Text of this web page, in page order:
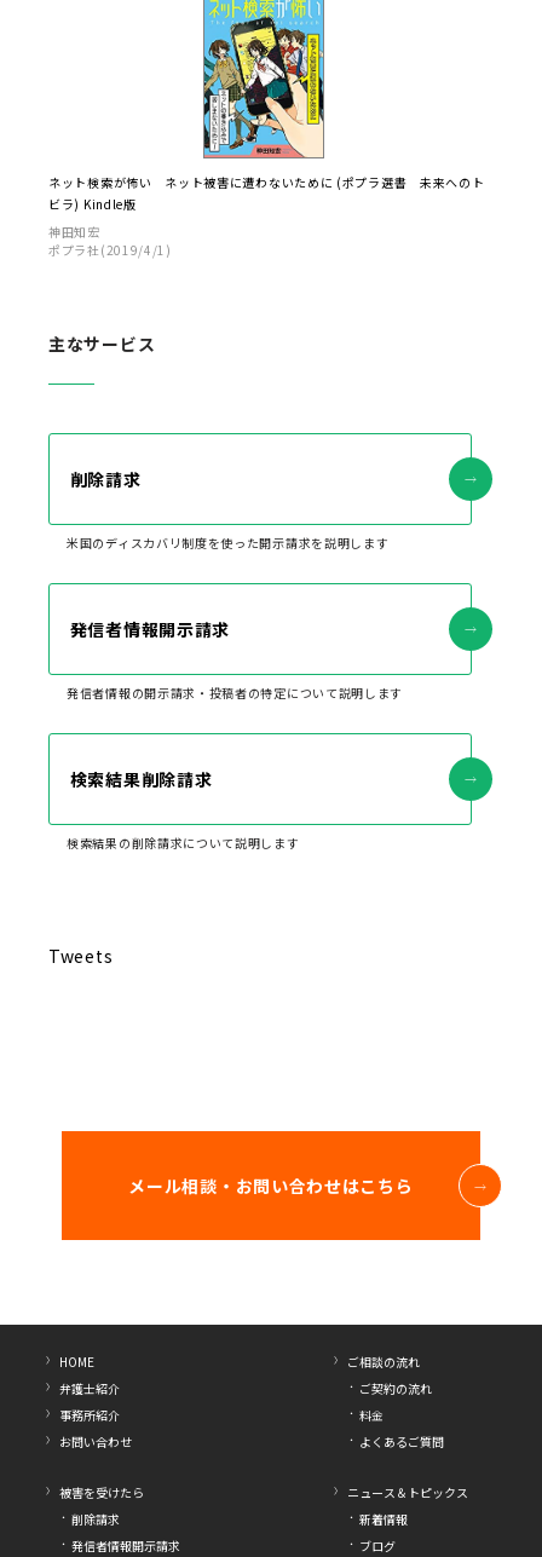
ネット検索が怖い ネット被害に遭わないために (ポプラ選書 未来へのト
ビラ) Kindle版
神田知宏
ポプラ社(2019/4/1)
主なサービス
削除請求
米国のディスカバリ制度を使った開示請求を説明します
発信者情報開示請求
発信者情報の開示請求・投稿者の特定について説明します
検索結果削除請求
検索結果の削除請求について説明します
Tweets
メール相談・お問い合わせはこちら
HOME
弁護士紹介
事務所紹介
お問い合わせ
ご相談の流れ
ご契約の流れ
料金
よくあるご質問
被害を受けたら
削除請求
発信者情報開示請求
ニュース＆トピックス
新着情報
ブログ